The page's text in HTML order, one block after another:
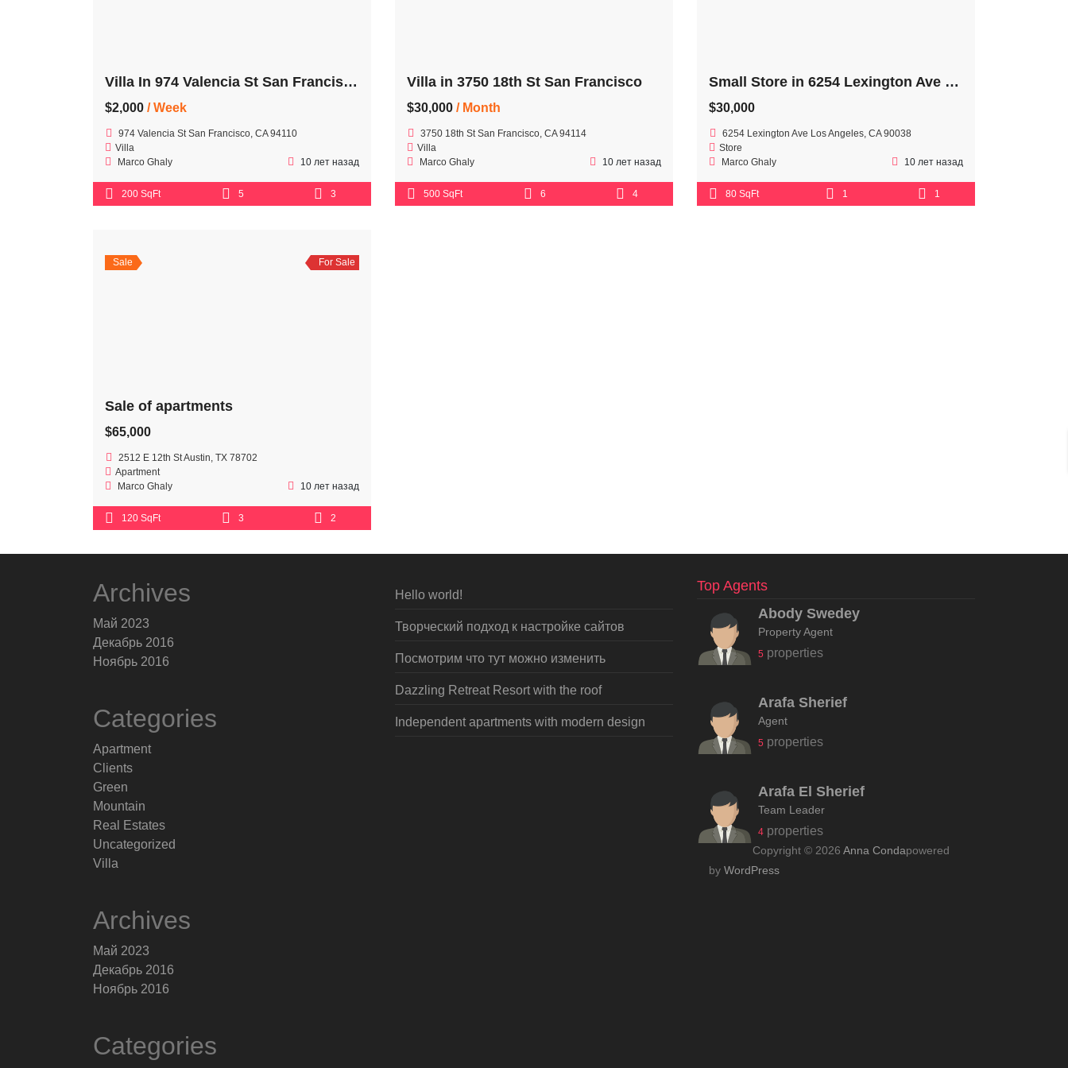
Villa In 974 Valencia St San Francisco
$2,000 / Week
974 Valencia St San Francisco, CA 94110
Villa
Marco Ghaly
10 лет назад
200 SqFt 5 3
Villa in 3750 18th St San Francisco
$30,000 / Month
3750 18th St San Francisco, CA 94114
Villa
Marco Ghaly
10 лет назад
500 SqFt 6 4
Small Store in 6254 Lexington Ave Los Angeles
$30,000
6254 Lexington Ave Los Angeles, CA 90038
Store
Marco Ghaly
10 лет назад
80 SqFt 1 1
Sale For Sale
Sale of apartments
$65,000
2512 E 12th St Austin, TX 78702
Apartment
Marco Ghaly
10 лет назад
120 SqFt 3 2
Archives
Май 2023
Декабрь 2016
Ноябрь 2016
Categories
Apartment
Clients
Green
Mountain
Real Estates
Uncategorized
Villa
Archives
Май 2023
Декабрь 2016
Ноябрь 2016
Categories
Hello world!
Творческий подход к настройке сайтов
Посмотрим что тут можно изменить
Dazzling Retreat Resort with the roof
Independent apartments with modern design
Top Agents
Abody Swedey
Property Agent
5 properties
Arafa Sherief
Agent
5 properties
Arafa El Sherief
Team Leader
4 properties
Copyright © 2026 Anna Condapowered
by WordPress